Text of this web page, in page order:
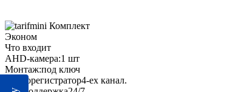
Комплект
Эконом
Что входит
AHD-камера:1 шт
Монтаж:под ключ
Видеорегистратор4-ех канал.